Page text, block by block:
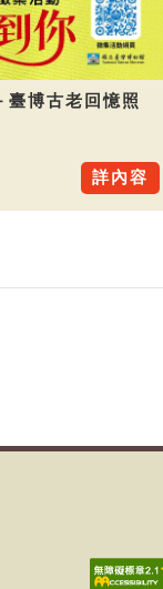
臺博古老回憶照
詳內容